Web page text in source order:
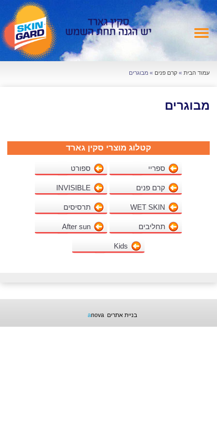
עמוד הבית » קרם פנים » מבוגרים
מבוגרים
קטלוג מוצרי סקין גארד
ספריי ספורט
קרם פנים INVISIBLE
WET SKIN תרסיסים
תחליבים After sun
Kids
anova בניית אתרים